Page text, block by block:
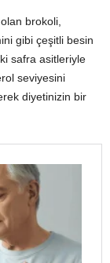
brokoli,
gibi çeşitli besin
safra asitleriyle
seviyesini
diyetinizin bir